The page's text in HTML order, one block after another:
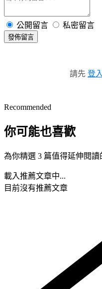
公開留言 私密留言
發佈留言
請先 登入
Recommended
你可能也喜歡
為你精選 3 篇值得延伸閱讀
載入推薦文章中...
目前沒有推薦文章